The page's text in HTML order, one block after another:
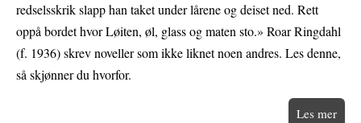
redselsskrik slapp han taket under lårene og deiset ned. Rett
oppå bordet hvor Løiten, øl, glass og maten sto.» Roar Ringdahl
(f. 1936) skrev noveller som ikke liknet noen andres. Les denne,
så skjønner du hvorfor.
Les mer